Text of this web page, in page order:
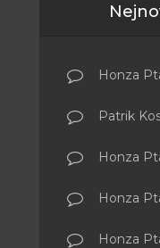
Honza
Patrik
Honza
Honza
Honza